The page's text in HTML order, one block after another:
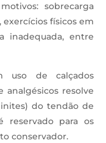
sobrecarga
físicos em
inadequada, entre
uso de calçados
analgésicos resolve
do tendão de
reservado para os
conservador.